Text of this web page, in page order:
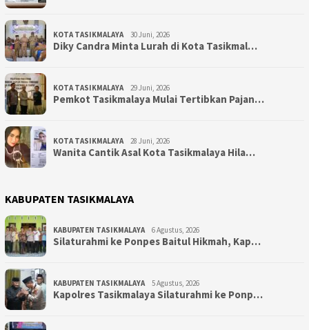
KOTA TASIKMALAYA 30 Juni, 2026
Diky Candra Minta Lurah di Kota Tasikmal…
KOTA TASIKMALAYA 29 Juni, 2026
Pemkot Tasikmalaya Mulai Tertibkan Pajan…
KOTA TASIKMALAYA 28 Juni, 2026
Wanita Cantik Asal Kota Tasikmalaya Hila…
KABUPATEN TASIKMALAYA
KABUPATEN TASIKMALAYA 6 Agustus, 2026
Silaturahmi ke Ponpes Baitul Hikmah, Kap…
KABUPATEN TASIKMALAYA 5 Agustus, 2026
Kapolres Tasikmalaya Silaturahmi ke Ponp…